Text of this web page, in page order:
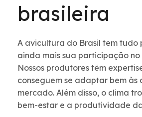
brasileira
A avicultura do Brasil tem tudo
ainda mais sua participação
Nossos produtores têm
conseguem se adaptar bem às
mercado. Além disso, o clima
bem-estar e a produtividade